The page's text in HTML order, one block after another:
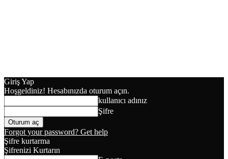
Giriş Yap
Hoşgeldiniz! Hesabınızda oturum açın.
kullanıcı adınız
Şifre
Forgot your password? Get help
Şifre kurtarma
Şifrenizi Kurtarın